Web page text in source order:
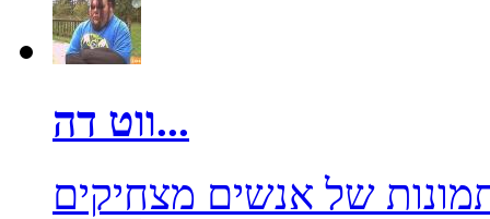
ווט דה...
של אנשים מצחיקים